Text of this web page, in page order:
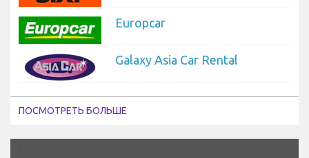
Europcar
Galaxy Asia Car Rental
ПОСМОТРЕТЬ БОЛЬШЕ